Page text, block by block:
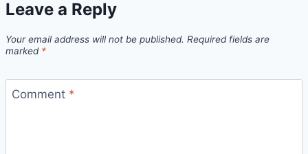
Leave a Reply
Your email address will not be published. Required fields are
marked *
Comment *